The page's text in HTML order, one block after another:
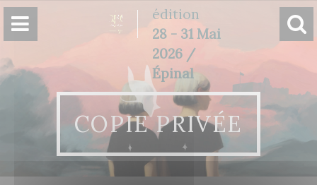
édition
28 - 31 Mai
2026 /
Épinal
COPIE PRIVÉE
Panneau de gestion des cookies